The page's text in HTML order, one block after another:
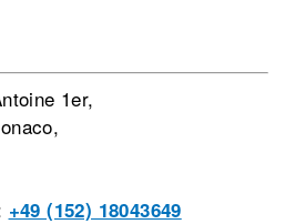
1er,
+49 (152) 18043649